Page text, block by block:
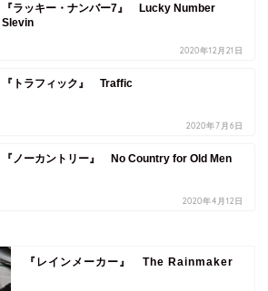
『ラッキー・ナンバー7』 Lucky Number
Slevin
2020年12月21日
『トラフィック』 Traffic
2020年7月6日
『ノーカントリー』 No Country for Old Men
2020年4月12日
『レインメーカー』 The Rainmaker